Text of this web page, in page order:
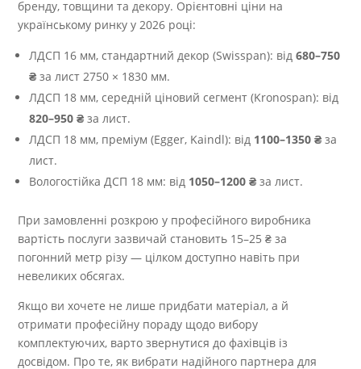
бренду, товщини та декору. Орієнтовні ціни на
українському ринку у 2026 році:
ЛДСП 16 мм, стандартний декор (Swisspan): від680–750
₴ за лист 2750 × 1830 мм.
ЛДСП 18 мм, середній ціновий сегмент (Kronospan): від
820–950 ₴ за лист.
ЛДСП 18 мм, преміум (Egger, Kaindl): від 1100–1350 ₴ за
лист.
Вологостійка ДСП 18 мм: від 1050–1200 ₴ за лист.
При замовленні розкрою у професійного виробника
вартість послуги зазвичай становить 15–25 ₴ за
погонний метр різу — цілком доступно навіть при
невеликих обсягах.
Якщо ви хочете не лише придбати матеріал, а й
отримати професійну пораду щодо вибору
комплектуючих, варто звернутися до фахівців із
досвідом. Про те, як вибрати надійного партнера для